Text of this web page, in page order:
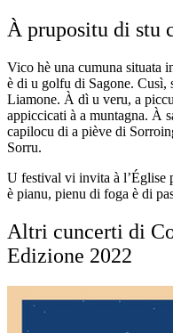
À prupositu di stu
Vico hè una cumuna situata
è di u golfu di Sagone. Cusì,
Liamone. À dì u veru, a
appiccicati à a muntagna. À
capilocu di a piève di
Sorru.
U festival vi invita à l’Église
è pianu, pienu di foga è di
Altri cuncerti di
Edizione 2022